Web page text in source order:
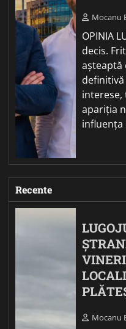
Mocanu
OPINIA
decis.
așteaptă
apariția
influența
Recente
Mocanu